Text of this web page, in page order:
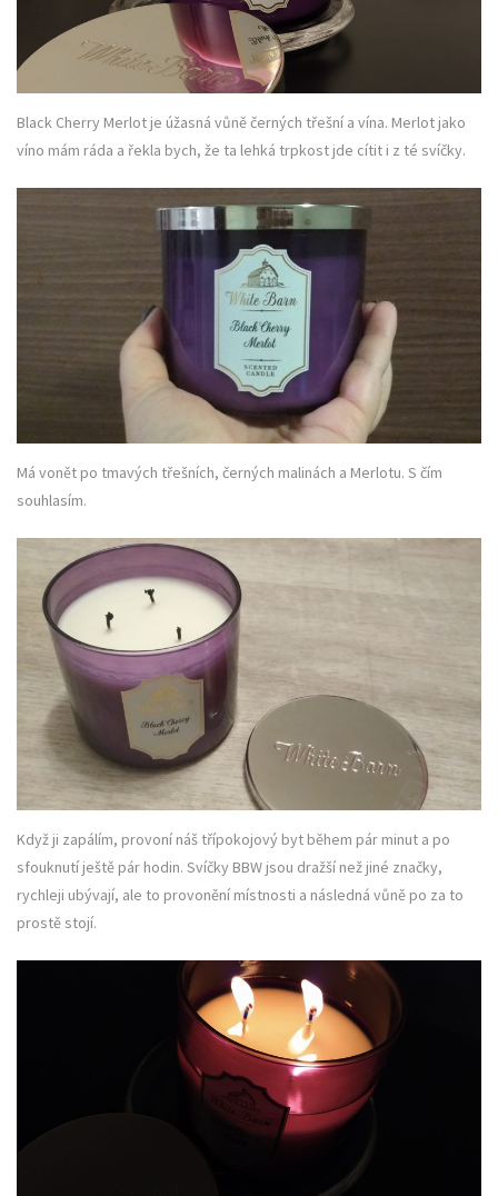
Black Cherry Merlot je úžasná vůně černých třešní a vína. Merlot jako
víno mám ráda a řekla bych, že ta lehká trpkost jde cítit i z té svíčky.
Má vonět po tmavých třešních, černých malinách a Merlotu. S čím
souhlasím.
Když ji zapálím, provoní náš třípokojový byt během pár minut a po
sfouknutí ještě pár hodin. Svíčky BBW jsou dražší než jiné značky,
rychleji ubývají, ale to provonění místnosti a následná vůně po za to
prostě stojí.